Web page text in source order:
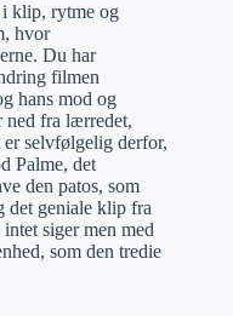
klip, rytme og
hvor
Du har
filmen
hans mod og
ned fra lærredet,
selvfølgelig derfor,
Palme, det
den patos, som
det geniale klip fra
siger men med
som den tredie